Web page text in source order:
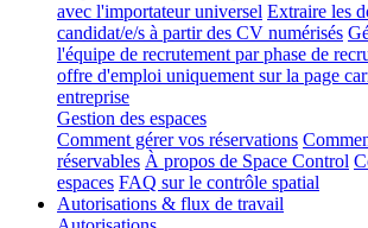
avec l'importateur universel Extraire les
candidat/e/s à partir des CV numérisés
l'équipe de recrutement par phase de
offre d'emploi uniquement sur la page
entreprise
Gestion des espaces
Comment gérer vos réservations
réservables À propos de Space Control
espaces FAQ sur le contrôle spatial
Autorisations & flux de travail